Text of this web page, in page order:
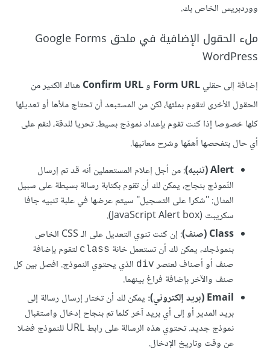
ووردبريس الخاص بك.
ملء الحقول الإضافية في ملحق Google Forms
WordPress
إضافة إلى حقليForm URL وConfirm URLهناك الكثير من
الحقول الأخرى لتقوم بملئها، لكن من المستبعد أن تحتاج ملأها أو تعديلها
كلها خصوصا إذا كنت تقوم بإعداد نموذج بسيط. تحريا للدقة، لنقم على
أي حال بتفحصها أهمّها وشرح معانيها.
Alert (تنبيه)
: من أجل إعلام المستعملين أنه قد تم إرسال
النّموذج بنجاح، يمكن لك أن تقوم بكتابة رسالة بسيطة على سبيل
المثال: "شكرا على التسجيل" سيتم عرضها في علبة تنبيه جافا
سكريبت (JavaScript Alert box).
Class (صنف)
: إن كنت تنوي التعديل على الـ CSS الخاص
بنموذجك، يمكن لك أن تستعمل خانة class لتقوم بإضافة
صنف أو أصناف لعنصر div الذي يحتوي النموذج. افصل بين كل
صنف والآخر بإضافة فراغ بينهما.
Email (بريد إلكتروني):
يمكن لك أن تختار إرسال رسالة إلى
بريد المدير أو إلى أي بريد آخر كلما تم بنجاح إدخال واستقبال
نموذج جديد. تحتوي هذه الرسالة على رابط URL للنموذج فضلا
عن وقت وتاريخ الإدخال.